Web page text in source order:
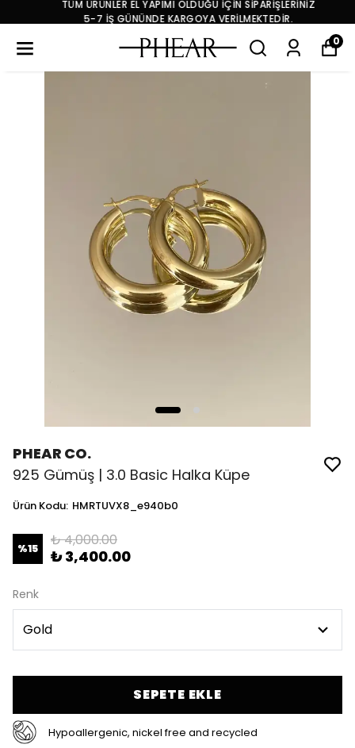
TÜM ÜRÜNLER EL YAPIMI OLDUĞU İÇİN SİPARİŞLERİNİZ
5-7 İŞ GÜNÜNDE KARGOYA VERİLMEKTEDİR.
0
PHEAR CO.
925 Gümüş | 3.0 Basic Halka Küpe
Ürün Kodu: HMRTUVX8_e940b0
%15 ₺ 4,000.00
₺ 3,400.00
Renk
SEPETE EKLE
Hypoallergenic, nickel free and recycled